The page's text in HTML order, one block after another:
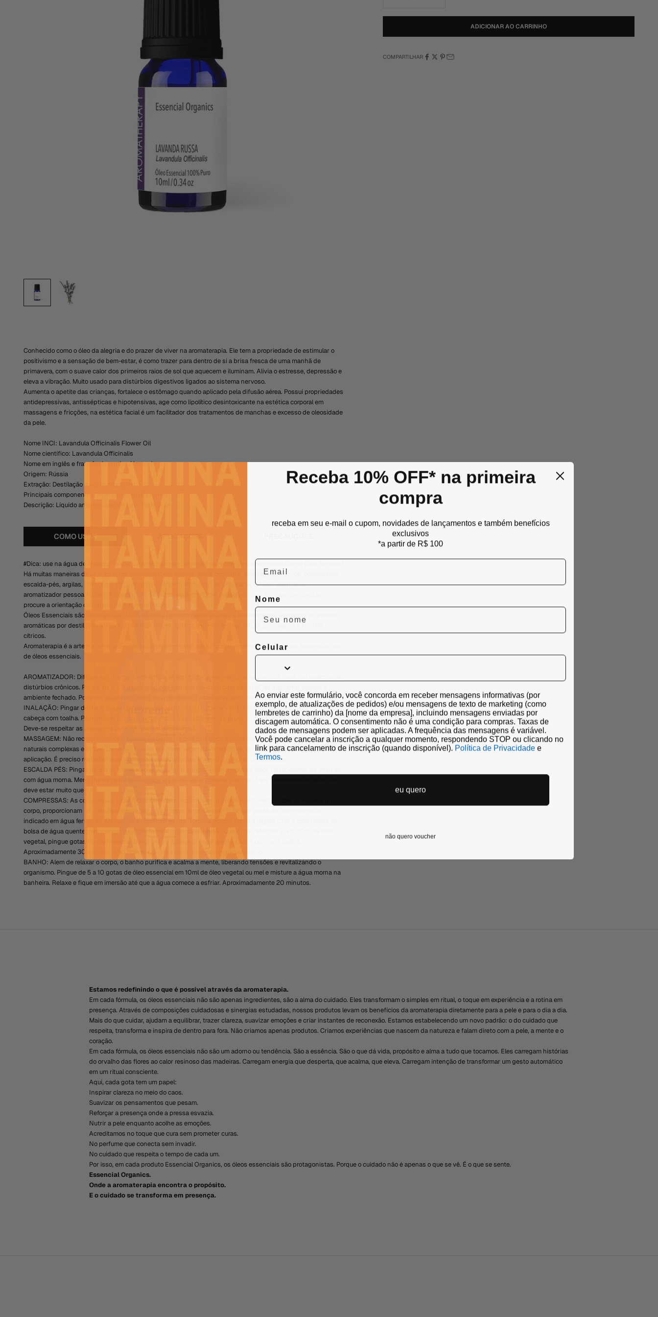
ADICIONAR AO CARRINHO
COMPARTILHAR
Conhecido como o óleo da alegria e do prazer de viver na aromaterapia. Ele tem a propriedade de estimular o
positivismo e a sensação de bem-estar, é como trazer para dentro de si a brisa fresca de uma manhã de
primavera, com o suave calor dos primeiros raios de sol que aquecem e iluminam. Alivia o estresse, depressão e
eleva a vibração. Muito usado para distúrbios digestivos ligados ao sistema nervoso.
Aumenta o apetite das crianças, fortalece o estômago quando aplicado pela difusão aérea. Possui propriedades
antidepressivas, antissépticas e hipotensivas, age como lipolítico desintoxicante na estética corporal em
massagens e fricções, na estética facial é um facilitador dos tratamentos de manchas e excesso de oleosidade
da pele.
Nome INCI: Lavandula Officinalis Flower Oil
Nome científico: Lavandula Officinalis
Nome em inglês e francês: lavender / lavande
Origem: Rússia
Extração: Destilação a vapor das flores
Principais componentes: Acetato de linalila e linalol
Descrição: Líquido amarelo claro de odor floral doce
COMO USAR
#Dica: use na água de limpeza da casa, na máquina de lavar roupas, spray de passar roupa (ótimo para alergias)
Há muitas maneiras de usar os óleos essenciais: em cremes, óleos corporais, massagem, banhos, compressas,
escalda-pés, argilas, inalações, etc. Em aromatizadores ambiente, de porcelana, difusor elétrico ou
aromatizador pessoal (colar).
A quantidade de gotas varia conforme o modo de uso. Em caso de dúvidas,
procure a orientação de um profissional qualificado.
Óleos Essenciais são substâncias 100% naturais extremamente voláteis e concentradas, extraídas de plantas
aromáticas por destilação à vapor das folhas, flores, galhos, raízes e resinas ou por prensagem a frio dos
cítricos.
Aromaterapia é a arte e a ciência de proporcionar bem estar para o corpo, a mente e as emoções através do uso
de óleos essenciais.
AROMATIZADOR: Difusor elétrico ou de cerâmica. Muito utilizada na medicina Ayurvédica, para tratamentos de
distúrbios crônicos. Pingar de 4 a 8 gotas do óleo essencial indicado para cada m2 do ambiente. Manter o
ambiente fechado. Pode ser usado em todos os ambientes. Evitar locais com correntes de vento.
INALAÇÃO: Pingar de 4 a 8 gotas do óleo essencial indicado em uma vasilha com água quente. Cobrir a
cabeça com toalha. Permanecer por 5 minutos. Após a inalação não se expor a correntes de vento. ATENÇÃO:
Deve-se respeitar as dosagens para não causar intoxicação.
MASSAGEM: Não recomendamos a aplicação direta na pele dos óleos essenciais, pois contem substâncias
naturais complexas e ativas. Deve-se diluí-los em óleos vegetais carreadores, ou bases neutras para a
aplicação. É preciso respeitar suas dosagens para cada óleo essencial e região de aplicação.
ESCALDA PÉS: Pingar de 5 a 10 gotas do óleo essencial indicado ou sinergia de óleos no recipiente de imersão
com água morna. Mergulhe os pés e permaneça até que a água comece a esfriar. Para hipertensos a água não
deve estar muito quente.
COMPRESSAS: As compressas localizadas com óleos essenciais, aplicada diretamente sobre as regiões do
corpo, proporcionam um impulso energético para o organismo. Método 1: Pingar gotas do óleo essencial
indicado em água fervendo. Mergulhar o tecido ou gases. Torcer e aplicar sobre a região. Cobrir com toalha ou
bolsa de água quente para manter a temperatura. Aproximadamente 30 minutos. Método 2: Em 10ml de óleo
vegetal, pingue gotas do óleo essencial indicado e aplique sobre a região. Cubra com uma toalha.
Aproximadamente 30 minutos. Não aplicar compressas quentes na região cardíaco.
BANHO: Alem de relaxar o corpo, o banho purifica e acalma a mente, liberando tensões e revitalizando o
organismo. Pingue de 5 a 10 gotas de óleo essencial em 10ml de óleo vegetal ou mel e misture a água morna na
banheira. Relaxe e fique em imersão até que a água comece a esfriar. Aproximadamente 20 minutos.
APLICAÇÕES
Estamos redefinindo o que é possível através da aromaterapia.
Em cada fórmula, os óleos essenciais não são apenas ingredientes, são a alma do cuidado. Eles transformam o simples em ritual, o toque em experiência e a rotina em
presença. Através de composições cuidadosas e sinergias estudadas, nossos produtos levam os benefícios da aromaterapia diretamente para a pele e para o dia a dia.
Mais do que cuidar, ajudam a equilibrar, trazer clareza, suavizar emoções e criar instantes de reconexão. Estamos estabelecendo um novo padrão: o do cuidado que
respeita, transforma e inspira de dentro para fora. Não criamos apenas produtos. Criamos experiências que nascem da natureza e falam direto com a pele, a mente e o
coração.
Em cada fórmula, os óleos essenciais não são um adorno ou tendência. São a essência. São o que dá vida, propósito e alma a tudo que tocamos. Eles carregam histórias
do orvalho das flores ao calor resinoso das madeiras. Carregam energia que desperta, que acalma, que eleva. Carregam intenção de transformar um gesto automático
em um ritual consciente.
Aqui, cada gota tem um papel:
Inspirar clareza no meio do caos.
Suavizar os pensamentos que pesam.
Reforçar a presença onde a pressa esvazia.
Nutrir a pele enquanto acolhe as emoções.
Acreditamos no toque que cura sem prometer curas.
No perfume que conecta sem invadir.
No cuidado que respeita o tempo de cada um.
Por isso, em cada produto Essencial Organics, os óleos essenciais são protagonistas. Porque o cuidado não é apenas o que se vê. É o que se sente.
Essencial Organics.
Onde a aromaterapia encontra o propósito.
E o cuidado se transforma em presença.
Receba 10% OFF* na primeira
compra
receba em seu e-mail o cupom, novidades de lançamentos e também benefícios
exclusivos
*a partir de R$ 100
Email
Nome
Celular
Ao enviar este formulário, você concorda em receber mensagens informativas (por
exemplo, de atualizações de pedidos) e/ou mensagens de texto de marketing (como
lembretes de carrinho) da [nome da empresa], incluindo mensagens enviadas por
discagem automática. O consentimento não é uma condição para compras. Taxas de
dados de mensagens podem ser aplicadas. A frequência das mensagens é variável.
Você pode cancelar a inscrição a qualquer momento, respondendo STOP ou clicando no
link para cancelamento de inscrição (quando disponível). Política de Privacidade e
Termos
eu quero
não quero voucher